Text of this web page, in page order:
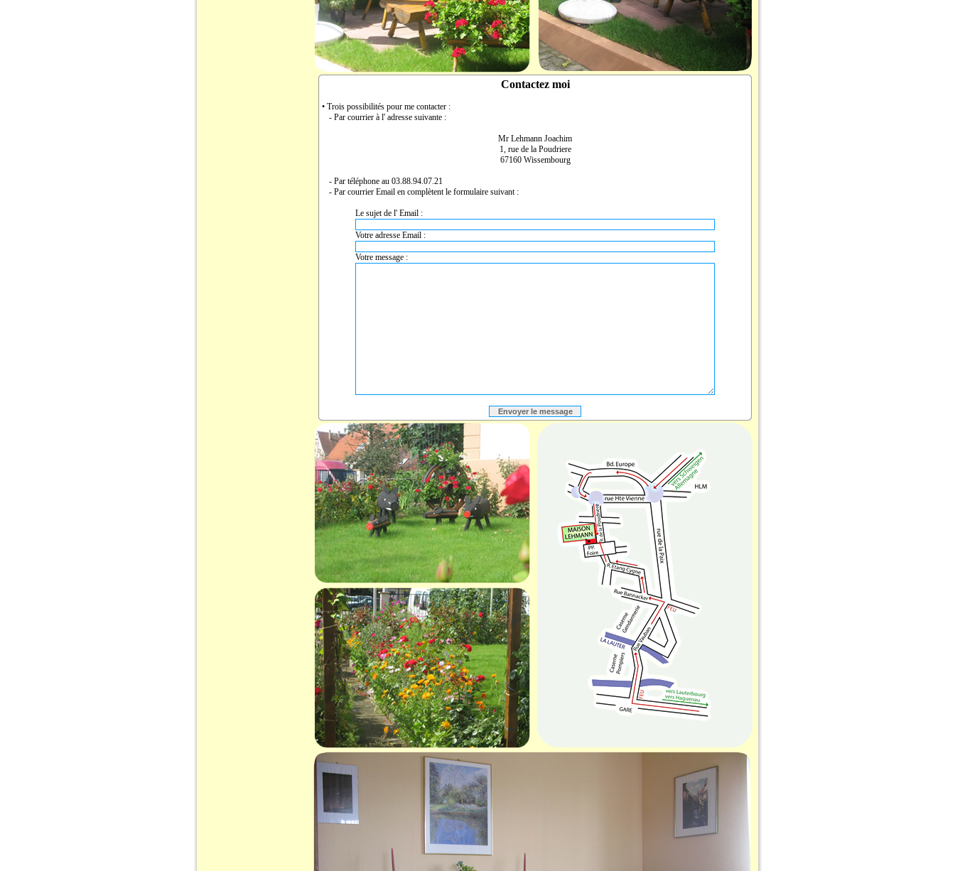
Contactez moi
• Trois possibilités pour me contacter :
- Par courrier à l' adresse suivante :
Mr Lehmann Joachim
1, rue de la Poudriere
67160 Wissembourg
- Par téléphone au 03.88.94.07.21
- Par courrier Email en complètent le formulaire suivant :
Le sujet de l' Email :
Votre adresse Email :
Votre message :